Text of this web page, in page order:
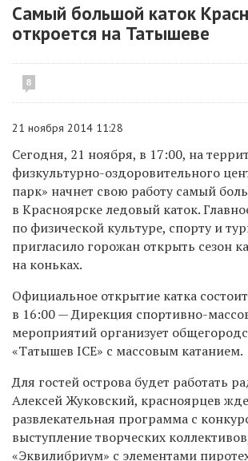
Самый большой каток
откроется на Татышеве
8
21 ноября 2014 11:28
Сегодня, 21 ноября, в 17:00, на
физкультурно-оздоровительного
парк» начнет свою работу самый
в Красноярске ледовый каток.
по физической культуре, спорту и
пригласило горожан открыть сезон
на коньках.
Официальное открытие катка
в 16:00 — Дирекция спортивно-
мероприятий организует
«Татышев ICE» с массовым катанием.
Для гостей острова будет работать
Алексей Жуковский, красноярцев
развлекательная программа с
выступление творческих
«Эквилибриум» с элементами